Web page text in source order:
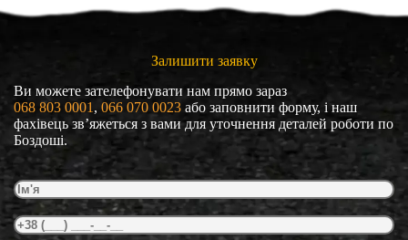
Залишити заявку
Ви можете зателефонувати нам прямо зараз
068 803 0001 , 066 070 0023 або заповнити форму, і наш
фахівець зв’яжеться з вами для уточнення деталей роботи по
Боздоші.